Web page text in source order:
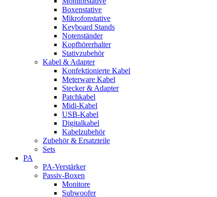
Boxenstative
Mikrofonstative
Keyboard Stands
Notenständer
Kopfhörerhalter
Stativzubehör
Kabel & Adapter
Konfektionierte Kabel
Meterware Kabel
Stecker & Adapter
Patchkabel
Midi-Kabel
USB-Kabel
Digitalkabel
Kabelzubehör
Zubehör & Ersatzteile
Sets
PA
PA-Verstärker
Passiv-Boxen
Monitore
Subwoofer